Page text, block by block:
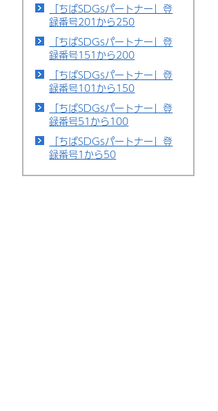
「ちばSDGsパートナー」登
録番号201から250
「ちばSDGsパートナー」登
録番号151から200
「ちばSDGsパートナー」登
録番号101から150
「ちばSDGsパートナー」登
録番号51から100
「ちばSDGsパートナー」登
録番号1から50